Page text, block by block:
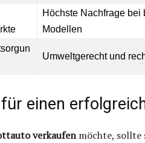
Höchste Nachfrage bei
Modellen
Umweltgerecht und
einen
verkaufenmöchte, sollte